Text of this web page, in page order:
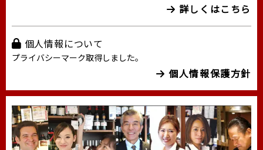
詳しくはこちら
個人情報について
プライバシーマーク取得しました。
個人情報保護方針